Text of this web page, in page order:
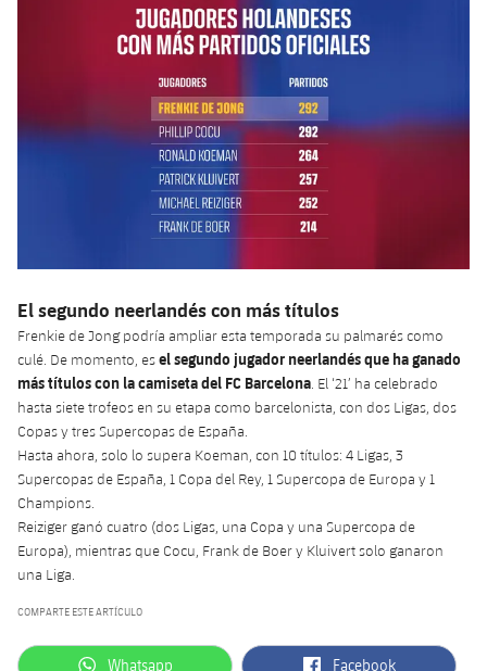
Palmarés
Entradas
Resultados
Clasificaciones
Jugadores
Historia
Palmarés
Calendario
Resultados
Jugadores
Clasificaciones
Actualidad
Alevín
Campus Verano
PLUSICON
MÁS
Información general
Masculino
Femenino
Agenda
Actualidad
Jugadores
Calendario
Resultados
Clasificaciones
Hockey sobre hielo
plusicon
Actualidad
Jugadores
Calendario
Resultados
Clasificaciones
Hockey hierba
plusicon
más
Noticias
Hockey Hierba Masculino
Patinaje artístico
plusicon
más
Actualidad
Escuela de Patinaje
Voleibol
plusicon
más
El segundo neerlandés con más títulos
Frenkie de Jong podría ampliar esta temporada su palmarés como
culé. De momento, esel segundo jugador neerlandés que ha ganado
más títulos con la camiseta del FC Barcelona . El ‘21’ ha celebrado
hasta siete trofeos en su etapa como barcelonista, con dos Ligas, dos
Copas y tres Supercopas de España.
Hasta ahora, solo lo supera Koeman, con 10 títulos: 4 Ligas, 3
Supercopas de España, 1 Copa del Rey, 1 Supercopa de Europa y 1
Champions.
Reiziger ganó cuatro (dos Ligas, una Copa y una Supercopa de
Europa), mientras que Cocu, Frank de Boer y Kluivert solo ganaron
una Liga.
COMPARTE ESTE ARTÍCULO
label.aria.whatsapp
Whatsapp label.aria.facebook
Facebook